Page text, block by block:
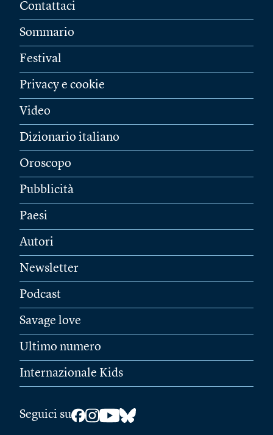
Contattaci
Sommario
Festival
Privacy e cookie
Video
Dizionario italiano
Oroscopo
Pubblicità
Paesi
Autori
Newsletter
Podcast
Savage love
Ultimo numero
Internazionale Kids
Seguici su